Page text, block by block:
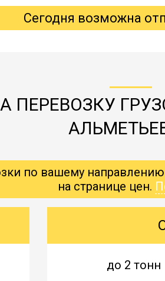
Сегодня возможна
ПЕРЕВОЗКУ
по вашему
на странице цен.
до 2 тонн